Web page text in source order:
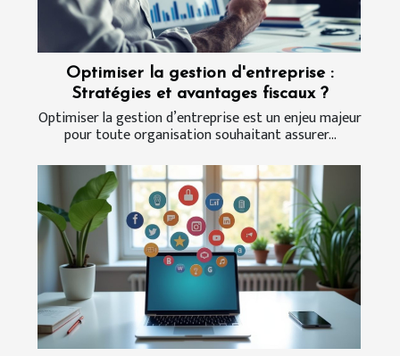
Optimiser la gestion d'entreprise :
Stratégies et avantages fiscaux ?
Optimiser la gestion d’entreprise est un enjeu majeur
pour toute organisation souhaitant assurer...